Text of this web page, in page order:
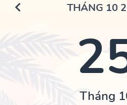
THÁNG 10
Tháng